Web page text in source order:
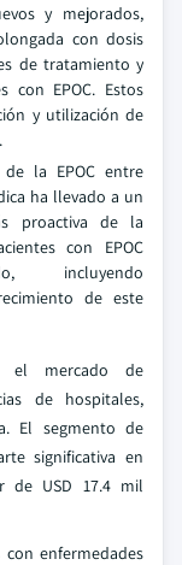
y mejorados,
con dosis
de tratamiento y
con EPOC. Estos
y utilización de
la EPOC entre
ha llevado a un
proactiva de la
con EPOC
incluyendo
de este
el mercado de
de hospitales,
El segmento de
significativa en
de USD 17.4 mil
enfermedades